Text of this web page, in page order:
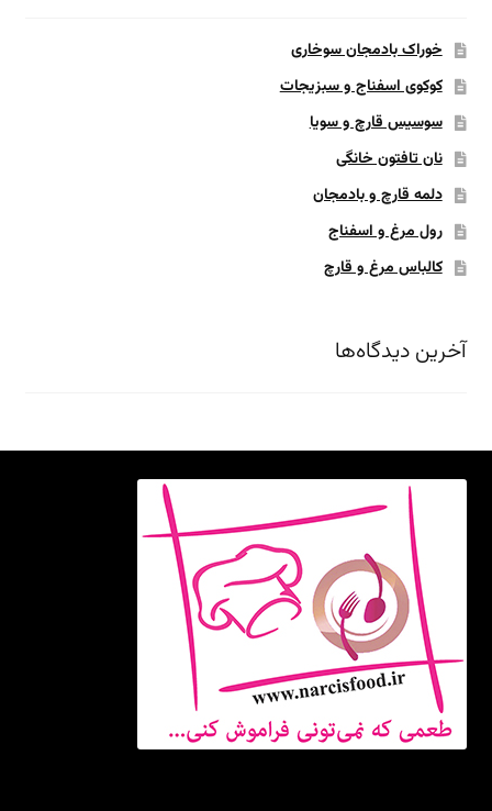
خوراک بادمجان سوخاری
کوکوی اسفناج و سبزیجات
سوسیس قارچ و سویا
نان تافتون خانگی
دلمه قارچ و بادمجان
رول مرغ و اسفناج
کالباس مرغ و قارچ
آخرین دیدگاه‌ها